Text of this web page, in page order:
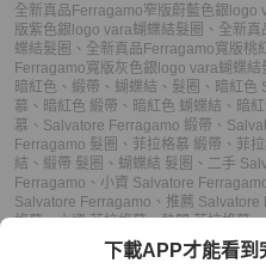
全新真品Ferragamo窄版蔚藍色銀logo
版紫色銀logo vara蝴蝶結髮圈 、 全新真
蝶結髮圈 、 全新真品Ferragamo寬版桃
Ferragamo寬版灰色銀logo vara蝴蝶結
暗紅色 、 緞帶 、 蝴蝶結 、 髮圈 、 暗紅色
慕 、 暗紅色 緞帶 、 暗紅色 蝴蝶結 、 暗
慕 、 Salvatore Ferragamo 緞帶 、
Ferragamo 髮圈 、 菲拉格慕 緞帶 、 菲
結 、 緞帶 髮圈 、 蝴蝶結 髮圈 、 二手
Ferragamo 、 小資 Salvatore
Salvatore Ferragamo 、 推薦 Salvatore
格慕、小資 菲拉格慕、熱門 菲拉格慕、
便宜 蝴蝶結、 小資 蝴蝶結、熱
便宜 髮圈、小資 髮圈、熱門
下載APP才能看到